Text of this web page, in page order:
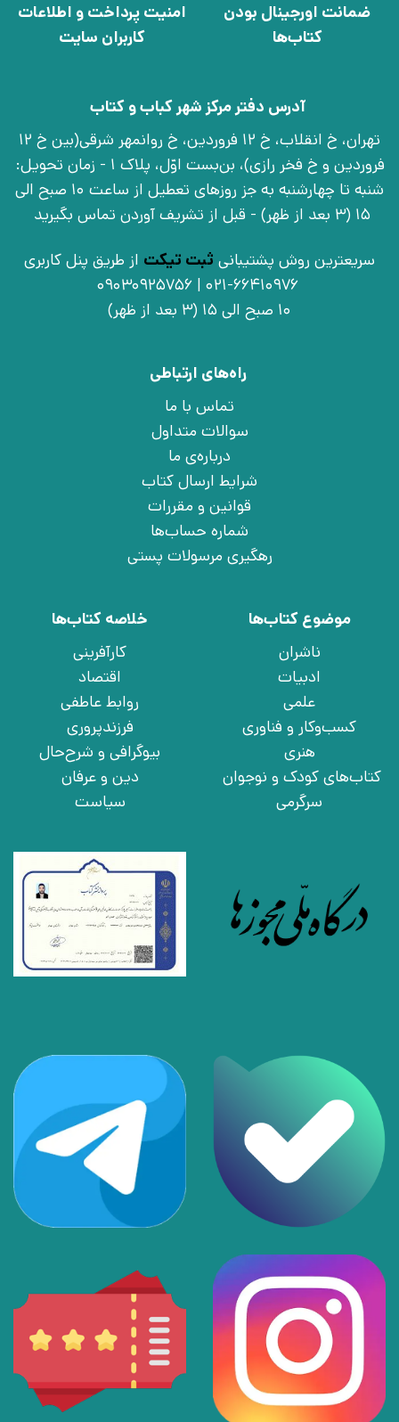
ضمانت اورجینال بودن
کتاب‌ها
امنیت پرداخت و اطلاعات
کاربران سایت
آدرس دفتر مرکز شهر کباب و کتاب
تهران، خ انقلاب، خ 12 فروردین، خ روانمهر شرقی(بین خ 12
فروردین و خ فخر رازی)، بن‌بست اوّل، پلاک 1 - زمان تحویل:
شنبه تا چهارشنبه به جز روزهای تعطیل از ساعت 10 صبح الی
15 (3 بعد از ظهر) - قبل از تشریف آوردن تماس بگیرید
سریعترین روش پشتیبانی ثبت تیکت از طریق پنل کاربری
021-66410976 | 09030925756
10 صبح الی 15 (3 بعد از ظهر)
راه‌های ارتباطی
تماس با ما
سوالات متداول
درباره‌ی ما
شرایط ارسال کتاب
قوانین و مقررات
شماره حساب‌ها
رهگیری مرسولات پستی
موضوع کتاب‌ها
ناشران
ادبیات
علمی
کسب‌وکار و فناوری
هنری
کتاب‌های کودک و نوجوان
سرگرمی
خلاصه کتاب‌ها
کارآفرینی
اقتصاد
روابط عاطفی
فرزندپروری
بیوگرافی و شرح‌حال
دین و عرفان
سیاست